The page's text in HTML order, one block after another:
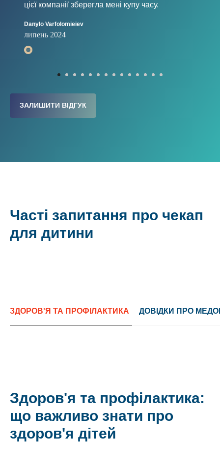
цієї компанії зберегла мені купу часу.
Danylo Varfolomieiev
липень 2024
ЗАЛИШИТИ ВІДГУК
Часті запитання про чекап
для дитини
ЗДОРОВ'Я ТА ПРОФІЛАКТИКА ДОВІДКИ ПРО
Здоров'я та профілактика:
що важливо знати про
здоров'я дітей